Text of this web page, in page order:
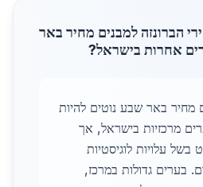
הברונזה למבנים מחיר באר
אחרות בישראל?
מחיר באר שבע נוטים להיות
מרכזיות בישראל, אך
בשל עלויות לוגיסטיות
בערים גדולות במרכז,